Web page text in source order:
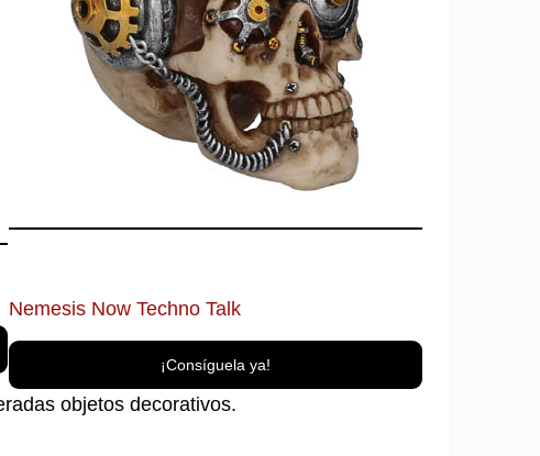
Nemesis Now Techno Talk
¡Consíguela ya!
objetos decorativos.